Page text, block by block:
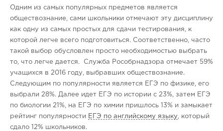
Одним из самых популярных предметов является
обществознание, сами школьники отмечают эту дисциплину
как одну из самых простых для сдачи тестирования, к
которой легче всего подготовиться. Соответственно, часто
такой выбор обусловлен просто необходимостью выбрать
то, что легче дается. Служба Рособрнадзора отмечает 59%
учащихся в 2016 году, выбравших обществознание.
Следующим по популярности является ЕГЭ по физике, его
выбрали 28%. Далее идет ЕГЭ по истории с 23%, затем ЕГЭ
по биологии 21%, на ЕГЭ по химии пришлось 13% и замыкает
рейтинг популярности
ЕГЭ по английскому языку , который
сдало 12% школьников.